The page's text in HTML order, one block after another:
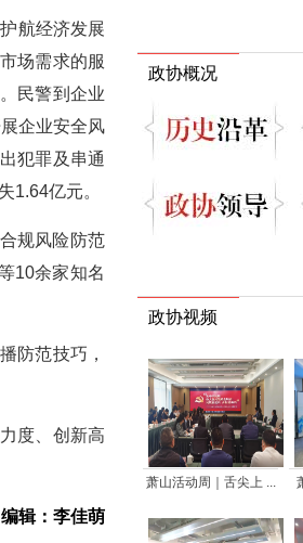
航经济发展
场需求的服
民警到企业
企业安全风
犯罪及串通
1.64亿元。
规风险防范
10余家知名
防范技巧，
度、创新高
编辑：李佳萌
政协概况
政协视频
萧山活动周｜舌尖上 ...